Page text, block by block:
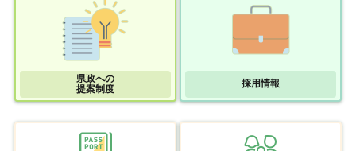
県政への
提案制度
採用情報